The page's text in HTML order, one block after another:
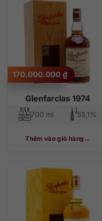
Glenfarclas 1974
170.000.000 ₫
700 ml 55,1%
Thêm vào giỏ hàng